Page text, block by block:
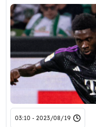
2023/08/19 - 03:10